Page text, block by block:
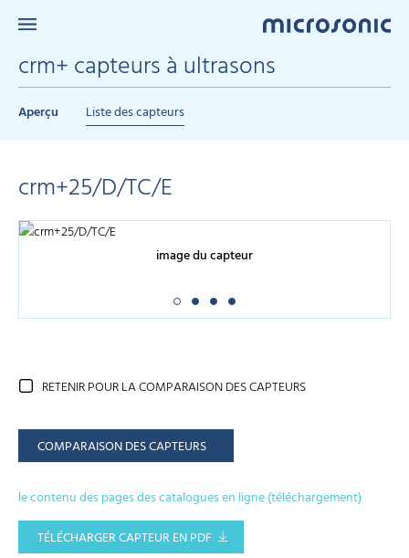
crm+ capteurs à ultrasons
Aperçu Liste des capteurs
crm+25/D/TC/E
image du capteur
RETENIR POUR LA COMPARAISON DES CAPTEURS
COMPARAISON DES CAPTEURS
le contenu des pages des catalogues en ligne (téléchargement)
TÉLÉCHARGER CAPTEUR EN PDF